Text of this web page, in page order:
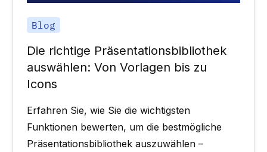
Blog
Die richtige Präsentationsbibliothek
auswählen: Von Vorlagen bis zu
Icons
Erfahren Sie, wie Sie die wichtigsten
Funktionen bewerten, um die bestmögliche
Präsentationsbibliothek auszuwählen –